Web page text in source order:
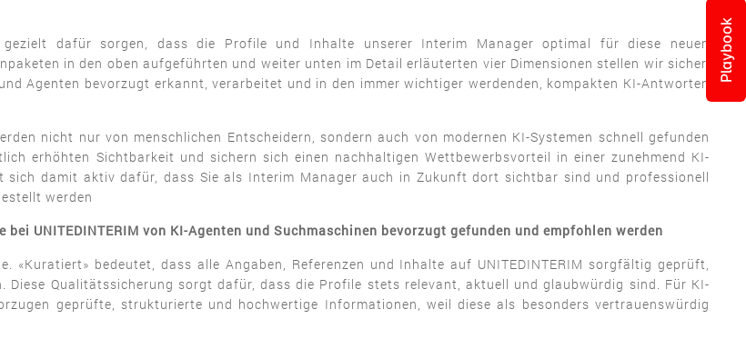
gezielt dafür sorgen, dass die Profile und Inhalte unserer Interim Manager optimal für diese neuen
in den oben aufgeführten und weiter unten im Detail erläuterten vier Dimensionen stellen wir sicher,
Agenten bevorzugt erkannt, verarbeitet und in den immer wichtiger werdenden, kompakten KI-Antworten
nicht nur von menschlichen Entscheidern, sondern auch von modernen KI-Systemen schnell gefunden
erhöhten Sichtbarkeit und sichern sich einen nachhaltigen Wettbewerbsvorteil in einer zunehmend KI-
sich damit aktiv dafür, dass Sie als Interim Manager auch in Zukunft dort sichtbar sind und professionell
werden
UNITEDINTERIM von KI-Agenten und Suchmaschinen bevorzugt gefunden und empfohlen werden
«Kuratiert» bedeutet, dass alle Angaben, Referenzen und Inhalte auf UNITEDINTERIM sorgfältig geprüft,
Qualitätssicherung sorgt dafür, dass die Profile stets relevant, aktuell und glaubwürdig sind. Für KI-
geprüfte, strukturierte und hochwertige Informationen, weil diese als besonders vertrauenswürdig
Playbook